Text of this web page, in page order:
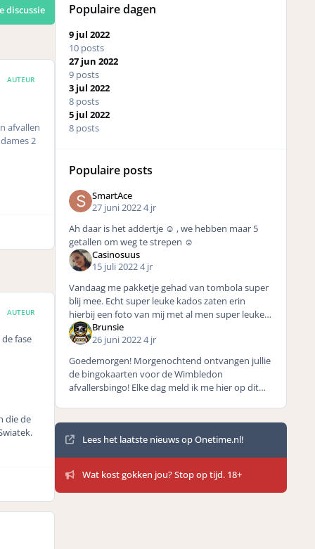
discussie
AUTEUR
afvallen
2
AUTEUR
fase
die de
Populaire dagen
9 jul 2022
10 posts
27 jun 2022
9 posts
3 jul 2022
8 posts
5 jul 2022
8 posts
Populaire posts
SmartAce
27 juni 20224 jr
Ah daar is het addertje ☺️ , we hebben maar 5
getallen om weg te strepen ☺️
Casinosuus
15 juli 20224 jr
Vandaag me pakketje gehad van tombola super
blij mee. Echt super leuke kados zaten erin
hierbij een foto van mij met al men super leuke
prijzen en mij in me nieuwe werkblouse met me
tombola thermos vo
Brunsie
26 juni 20224 jr
Goedemorgen! Morgenochtend ontvangen jullie
de bingokaarten voor de Wimbledon
afvallersbingo! Elke dag meld ik me hier op dit
Mededelingen
Lees het laatste nieuws op Onetime.nl!
Wat kost gokken jou? Stop op tijd. 18+